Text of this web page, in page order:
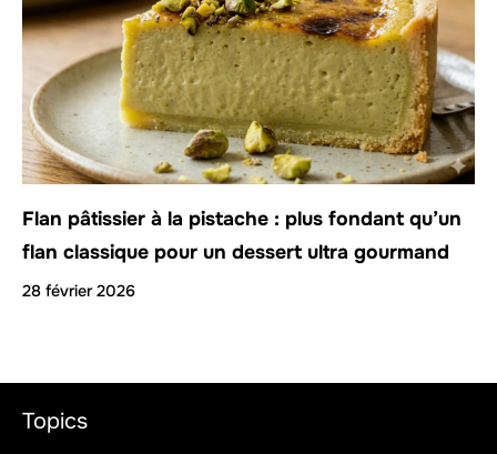
Flan pâtissier à la pistache : plus fondant qu’un
flan classique pour un dessert ultra gourmand
28 février 2026
Topics